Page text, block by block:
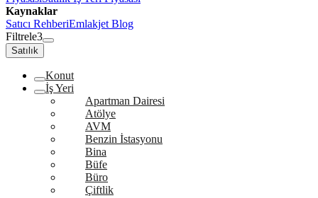
Kaynaklar
Satıcı RehberiEmlakjet Blog
Filtrele3
Satılık
Konut
İş Yeri
Apartman Dairesi
Atölye
AVM
Benzin İstasyonu
Bina
Büfe
Büro
Çiftlik